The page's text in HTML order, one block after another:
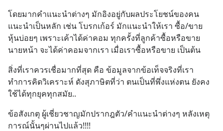
โดยมากคำแนะนำต่างๆ มักอิงอยู่กับผลประโยชน์ของคน
แนะนำเป็นหลัก เช่น โบรกเก้อร์ มักแนะนำให้เรา ซื้อ/ขาย
หุ้นบ่อยๆ เพราะเค้าได้ค่าคอม ทุกครั้งที่ลูกค้าซื้อหรือขาย
นายหน้า จะได้ค่าคอมจากเรา เมื่อเราซื้อหรือขาย เป็นต้น
สิ่งที่เราควรเชื่อมากที่สุด คือ ข้อมูลจากข้อเท็จจริงที่เรา
ทำการคิดวิเคราะห์ ดังสุภาษิตที่ว่า ตนเป็นที่พึ่งแห่งตน ยังคง
ใช้ได้ทุกยุคทุกสมัย..
ข้อสังเกตุ ผู้เชี่ยวชาญมักปรากฎตัว/คำแนะนำต่างๆ หลังเหตุ
การณ์นั้นๆผ่านไปแล้ว!!!!